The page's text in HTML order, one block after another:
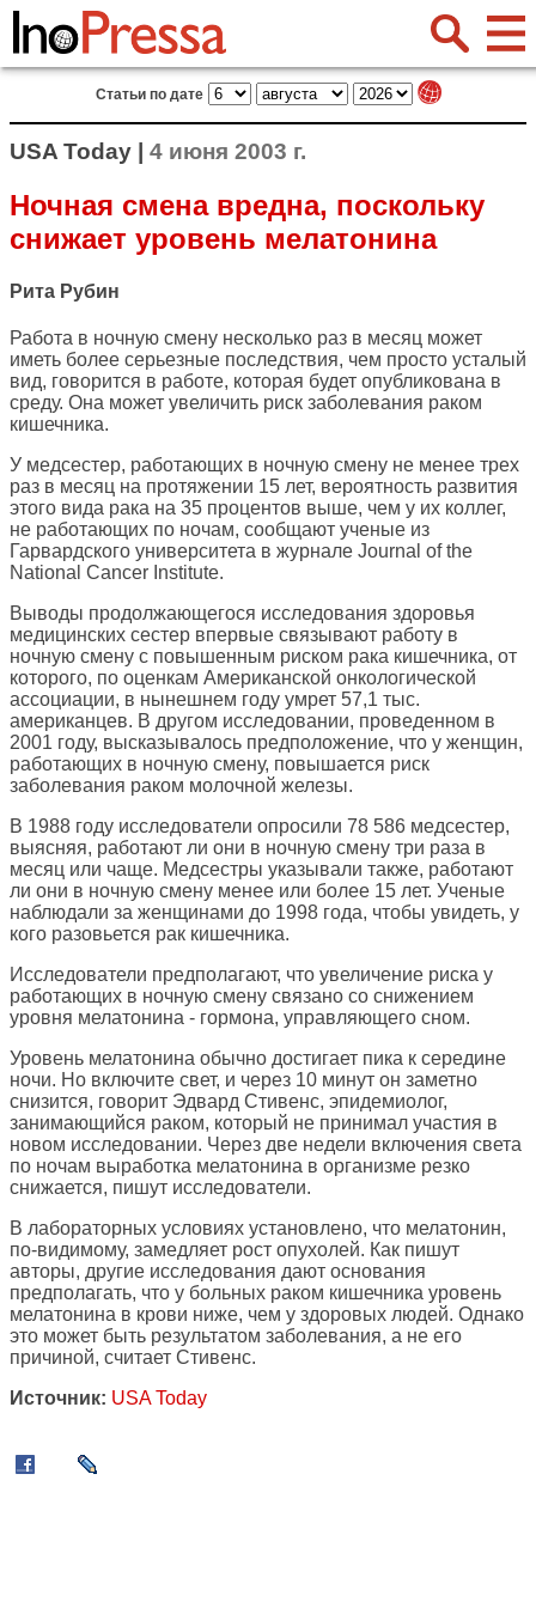
Статьи по дате
USA Today | 4 июня 2003 г.
Ночная смена вредна, поскольку
снижает уровень мелатонина
Рита Рубин
Работа в ночную смену несколько раз в месяц может
иметь более серьезные последствия, чем просто усталый
вид, говорится в работе, которая будет опубликована в
среду. Она может увеличить риск заболевания раком
кишечника.
У медсестер, работающих в ночную смену не менее трех
раз в месяц на протяжении 15 лет, вероятность развития
этого вида рака на 35 процентов выше, чем у их коллег,
не работающих по ночам, сообщают ученые из
Гарвардского университета в журнале Journal of the
National Cancer Institute.
Выводы продолжающегося исследования здоровья
медицинских сестер впервые связывают работу в
ночную смену с повышенным риском рака кишечника, от
которого, по оценкам Американской онкологической
ассоциации, в нынешнем году умрет 57,1 тыс.
американцев. В другом исследовании, проведенном в
2001 году, высказывалось предположение, что у женщин,
работающих в ночную смену, повышается риск
заболевания раком молочной железы.
В 1988 году исследователи опросили 78 586 медсестер,
выясняя, работают ли они в ночную смену три раза в
месяц или чаще. Медсестры указывали также, работают
ли они в ночную смену менее или более 15 лет. Ученые
наблюдали за женщинами до 1998 года, чтобы увидеть, у
кого разовьется рак кишечника.
Исследователи предполагают, что увеличение риска у
работающих в ночную смену связано со снижением
уровня мелатонина - гормона, управляющего сном.
Уровень мелатонина обычно достигает пика к середине
ночи. Но включите свет, и через 10 минут он заметно
снизится, говорит Эдвард Стивенс, эпидемиолог,
занимающийся раком, который не принимал участия в
новом исследовании. Через две недели включения света
по ночам выработка мелатонина в организме резко
снижается, пишут исследователи.
В лабораторных условиях установлено, что мелатонин,
по-видимому, замедляет рост опухолей. Как пишут
авторы, другие исследования дают основания
предполагать, что у больных раком кишечника уровень
мелатонина в крови ниже, чем у здоровых людей. Однако
это может быть результатом заболевания, а не его
причиной, считает Стивенс.
Источник: USA Today